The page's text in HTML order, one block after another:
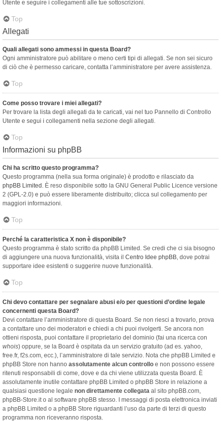
Utente e seguire i collegamenti alle tue sottoscrizioni.
Top
Allegati
Quali allegati sono ammessi in questa Board?
Ogni amministratore può abilitare o meno certi tipi di allegati. Se non sei sicuro
di ciò che è permesso caricare, contatta l’amministratore per avere assistenza.
Top
Come posso trovare i miei allegati?
Per trovare la lista degli allegati da te caricati, vai nel tuo Pannello di Controllo
Utente e segui i collegamenti nella sezione degli allegati.
Top
Informazioni su phpBB
Chi ha scritto questo programma?
Questo programma (nella sua forma originale) è prodotto e rilasciato da
phpBB Limited . È reso disponibile sotto la GNU General Public Licence versione
2 (GPL-2.0) e può essere liberamente distribuito; clicca sul collegamento per
maggiori informazioni.
Top
Perché la caratteristica X non è disponibile?
Questo programma è stato scritto da phpBB Limited. Se credi che ci sia bisogno
di aggiungere una nuova funzionalità, visita il Centro Idee phpBB, dove potrai
supportare idee esistenti o suggerire nuove funzionalità.
Top
Chi devo contattare per segnalare abusi e/o per questioni d’ordine legale
concernenti questa Board?
Devi contattare l’amministratore di questa Board. Se non riesci a trovarlo, prova
a contattare uno dei moderatori e chiedi a chi puoi rivolgerti. Se ancora non
ottieni risposta, puoi contattare il proprietario del dominio (fai una ricerca con
whois) oppure, se la Board è ospitata da un servizio gratuito (ad es. yahoo,
free.fr, f2s.com, ecc.), l’amministratore di tale servizio. Nota che phpBB Limited e
phpBB Store non hanno assolutamente alcun controllo e non possono essere
ritenuti responsabili di come, dove e da chi viene utilizzata questa Board. È
assolutamente inutile contattare phpBB Limited o phpBB Store in relazione a
qualsiasi questione legale non direttamente collegata al sito phpBB.com,
phpBB-Store.it o al software phpBB stesso. I messaggi di posta elettronica inviati
a phpBB Limited o a phpBB Store riguardanti l’uso da parte di terzi di questo
programma non riceveranno risposta.